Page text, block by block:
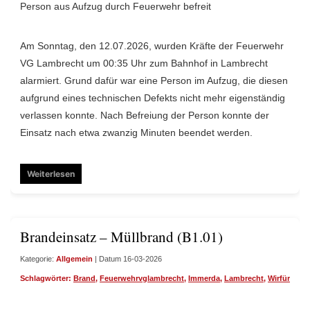
Person aus Aufzug durch Feuerwehr befreit
Am Sonntag, den 12.07.2026, wurden Kräfte der Feuerwehr
VG Lambrecht um 00:35 Uhr zum Bahnhof in Lambrecht
alarmiert. Grund dafür war eine Person im Aufzug, die diesen
aufgrund eines technischen Defekts nicht mehr eigenständig
verlassen konnte. Nach Befreiung der Person konnte der
Einsatz nach etwa zwanzig Minuten beendet werden.
Weiterlesen
Brandeinsatz – Müllbrand (B1.01)
Kategorie: Allgemein | Datum 16-03-2026
Schlagwörter: Brand, Feuerwehrvglambrecht, Immerda, Lambrecht, Wirfüreuch